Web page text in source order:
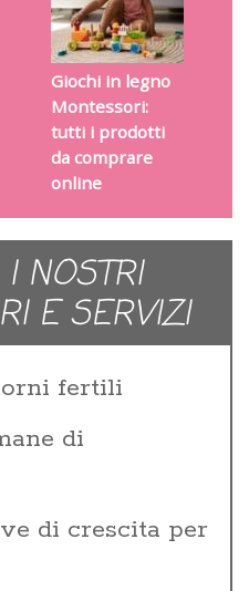
Giochi in legno
Montessori:
tutti i prodotti
da comprare
online
NOSTRI
E SERVIZI
fertili
di
di crescita per